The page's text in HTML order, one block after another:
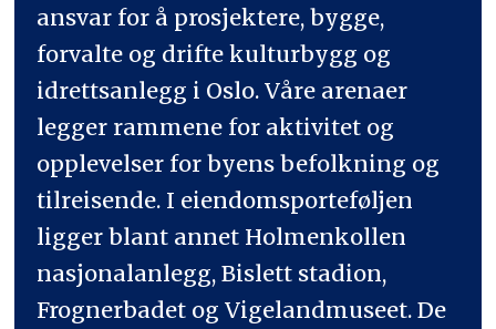
ansvar for å prosjektere, bygge,
forvalte og drifte kulturbygg og
idrettsanlegg i Oslo. Våre arenaer
legger rammene for aktivitet og
opplevelser for byens befolkning og
tilreisende. I eiendomsporteføljen
ligger blant annet Holmenkollen
nasjonalanlegg, Bislett stadion,
Frognerbadet og Vigelandmuseet. De